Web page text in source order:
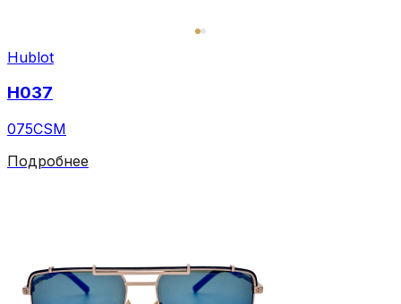
Hublot
H037
075CSM
Подробнее